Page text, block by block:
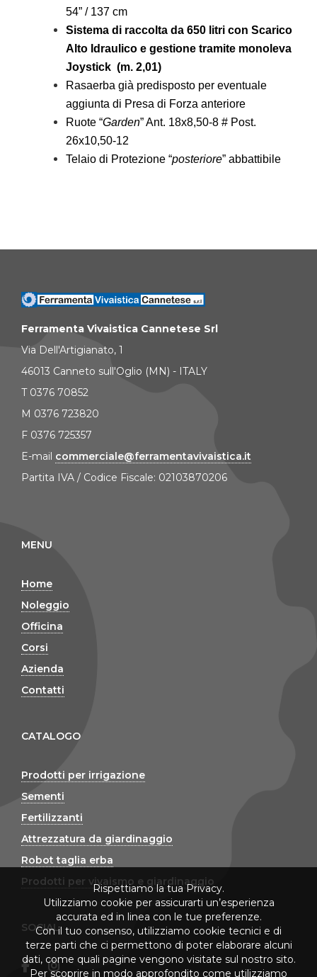
54” / 137 cm
Sistema di raccolta da 650 litri con Scarico
Alto Idraulico e gestione tramite monoleva
Joystick (m. 2,01)
Rasaerba già predisposto per eventuale
aggiunta di Presa di Forza anteriore
Ruote “Garden” Ant. 18x8,50-8 # Post.
26x10,50-12
Telaio di Protezione “posteriore” abbattibile
Ferramenta Vivaistica Cannetese Srl
Via Dell'Artigianato, 1
46013 Canneto sull'Oglio (MN) - ITALY
T 0376 70852
M 0376 723820
F 0376 725357
E-mail commerciale@ferramentavivaistica.it
Partita IVA / Codice Fiscale: 02103870206
MENU
Home
Noleggio
Officina
Corsi
Azienda
Contatti
CATALOGO
Prodotti per irrigazione
Sementi
Fertilizzanti
Attrezzatura da giardinaggio
Robot taglia erba
Prodotti per vivaismo e giardinaggio
SOCIAL
Rispettiamo la tua Privacy.
Utilizziamo cookie per assicurarti un’esperienza
accurata ed in linea con le tue preferenze.
Con il tuo consenso, utilizziamo cookie tecnici e di
terze parti che ci permettono di poter elaborare alcuni
dati, come quali pagine vengono visitate sul nostro sito.
Per scoprire in modo approfondito come utilizziamo